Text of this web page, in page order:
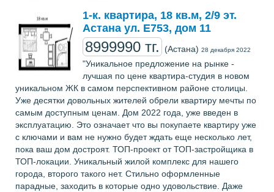
1-к. квартира, 18 кв.м, 2/9 эт.
Астана ул. Е753, дом 11
8999990 тг. (Астана) 28 декабря 2022
"Уникальное предложение на рынке -
лучшая по цене квартира-студия в новом
уникальном ЖК в самом перспективном районе столицы.
Уже десятки довольных жителей обрели квартиру мечты по
самым доступным ценам. Дом 2022 года, уже введен в
эксплуатацию. Это означает что вы покупаете квартиру уже
с ключами и вам не нужно будет ждать еще несколько лет,
пока ваш дом достроят. ТОП-проект от ТОП-застройщика в
ТОП-локации. Уникальный жилой комплекс для нашего
города, второго такого нет. Стильно оформленные
парадные, заходить в которые одно удовольствие. Даже